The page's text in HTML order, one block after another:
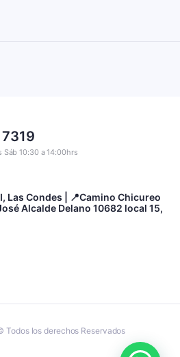
Sáb 10:30 a 14:00hrs
Las Condes | 📍Camino Chicureo
Alcalde Delano 10682 local 15,
Todos los derechos Reservados